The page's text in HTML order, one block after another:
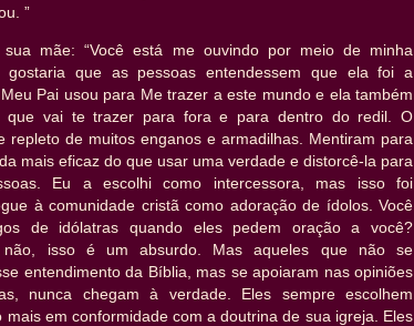
”
mãe: “Você está me ouvindo por meio de minha
gostaria que as pessoas entendessem que ela foi a
Pai usou para Me trazer a este mundo e ela também
que vai te trazer para fora e para dentro do redil. O
repleto de muitos enganos e armadilhas. Mentiram para
mais eficaz do que usar uma verdade e distorcê-la para
Eu a escolhi como intercessora, mas isso foi
à comunidade cristã como adoração de ídolos. Você
de idólatras quando eles pedem oração a você?
não, isso é um absurdo. Mas aqueles que não se
entendimento da Bíblia, mas se apoiaram nas opiniões
nunca chegam à verdade. Eles sempre escolhem
mais em conformidade com a doutrina de sua igreja. Eles